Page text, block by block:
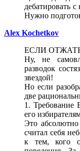
дебатировать
Нужно
Alex Kochetkov
ЕСЛИ
Ну, не
разводок
звездой!
Но если
две
1.
его
Это
считал себя
к тем, кого